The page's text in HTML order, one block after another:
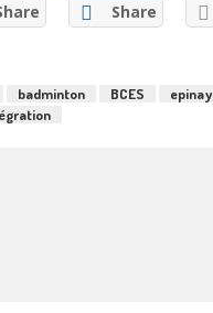
Share
badminton BCES epinay